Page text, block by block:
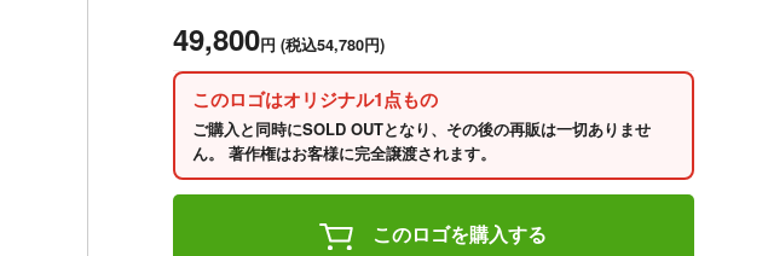
49,800円 (税込54,780円)
このロゴはオリジナル1点もの
ご購入と同時にSOLD OUTとなり、その後の再販は一切ありませ
ん。 著作権はお客様に完全譲渡されます。
このロゴを購入する